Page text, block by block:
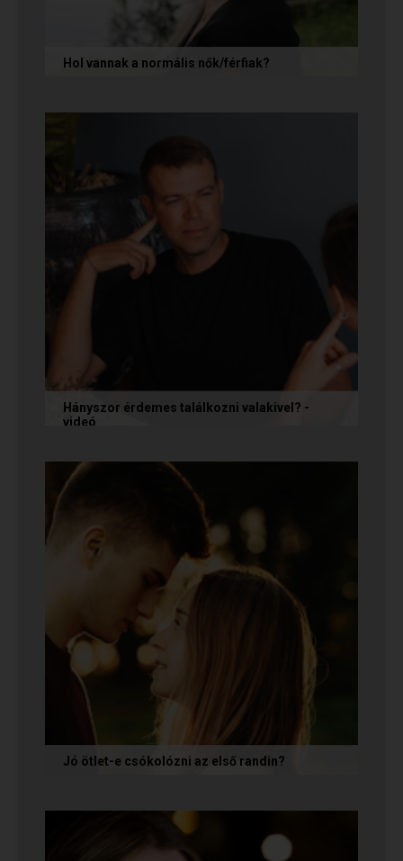
Hol vannak a normális nők/férfiak?
őket, és vagy házasokkal...
Hányszor érdemes találkozni valakivel? -
videó
tépelődünk: mit tegyünk, ha valakit
szimpatikusnak találunk elsőre, de még...
Jó ötlet-e csókolózni az első randin?
az azt jelenti, hogy nem...